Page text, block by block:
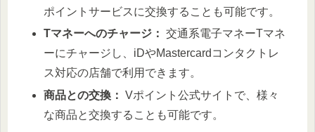
ポイントサービスに交換することも可能です。
Tマネーへのチャージ： 交通系電子マネーTマネ
ーにチャージし、iDやMastercardコンタクトレ
ス対応の店舗で利用できます。
商品との交換： Vポイント公式サイトで、様々
な商品と交換することも可能です。